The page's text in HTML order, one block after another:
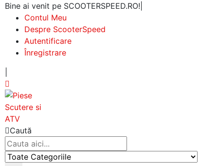
Bine ai venit pe SCOOTERSPEED.RO!
Contul Meu
Despre ScooterSpeed
Autentificare
Înregistrare
Caută